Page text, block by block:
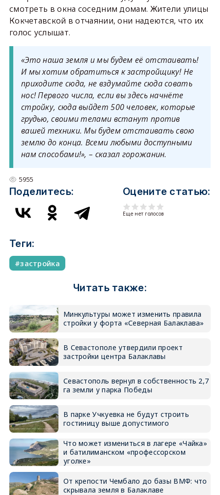
смотреть в окна соседним домам. Жители улицы
Кокчетавской в отчаянии, они надеются, что их
голос услышат.
«Это наша земля и мы будем её отстаивать!
И мы хотим обратиться к застройщику! Не
приходите сюда, не вздумайте сюда совать
нос! Первого числа, если вы здесь начнёте
стройку, сюда выйдет 500 человек, которые
грудью, своими телами встанут против
вашей техники. Мы будем отстаивать свою
землю до конца. Всеми любыми доступными
нам способами!»,– сказал горожанин.
5955
Поделитесь: Оцените статью:
Еще нет голосов
Теги:
застройка
Читать также:
Минкультуры может изменить правила
стройки у форта «Северная Балаклава»
В Севастополе утвердили проект
застройки центра Балаклавы
Севастополь вернул в собственность 2,7
га земли у парка Победы
В парке Учкуевка не будут строить
гостиницу выше допустимого
Что может измениться в лагере «Чайка»
и батилиманском «профессорском
уголке»
От крепости Чембало до базы ВМФ: что
скрывала земля в Балаклаве